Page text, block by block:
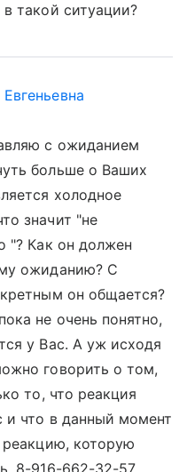
такой ситуации?
с ожиданием
больше о Ваших
холодное
значит "не
"? Как он должен
ожиданию? С
он общается?
не очень понятно,
у Вас. А уж исходя
говорить о том,
то, что реакция
и что в данный момент
реакцию, которую
8-916-662-32-57